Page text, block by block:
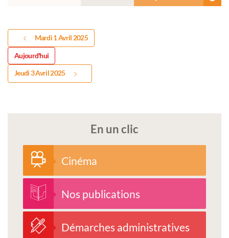
Mardi 1 Avril 2025
Aujourd'hui
Jeudi 3 Avril 2025
En un clic
Cinéma
Nos publications
Démarches administratives